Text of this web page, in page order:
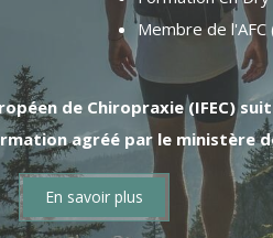
Membre de
de Chiropraxie (IFEC)
agréé par le ministère
En savoir plus